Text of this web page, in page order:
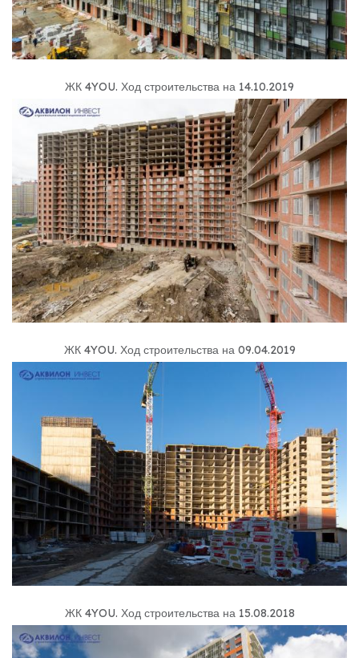
ЖК 4YOU. Ход строительства на 14.10.2019
ЖК 4YOU. Ход строительства на 09.04.2019
ЖК 4YOU. Ход строительства на 15.08.2018